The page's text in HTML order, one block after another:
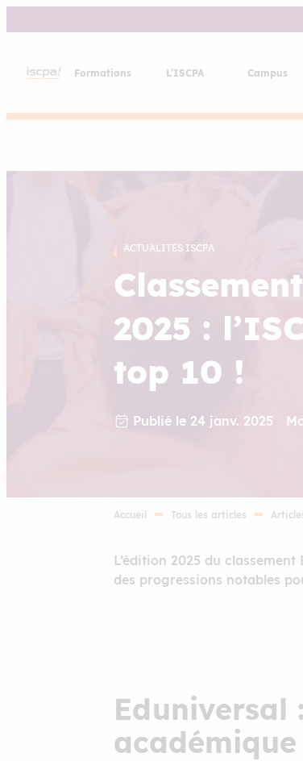
au
Formations L’ISCPA Campus
ACTUALITÉS ISCPA
2025 :
top 10 !
Publié le 24 janv. 2025
Accueil Tous les articles
L’édition 2025 du
des progressions notables
Eduniversal
académique